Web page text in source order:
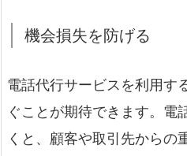
機会損失を防げる
電話代行サービスを利用す
ぐことが期待できます。電
くと、顧客や取引先からの